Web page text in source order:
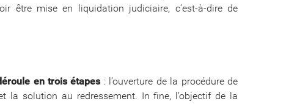
être mise en liquidation judiciaire, c’est-à-dire de
en trois étapes: l’ouverture de la procédure de
la solution au redressement. In fine, l’objectif de la